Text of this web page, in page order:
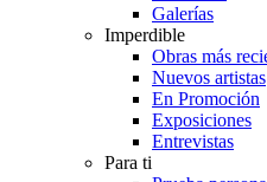
Galerías
Imperdible
Obras más
Nuevos artistas
En Promoción
Exposiciones
Entrevistas
Para ti